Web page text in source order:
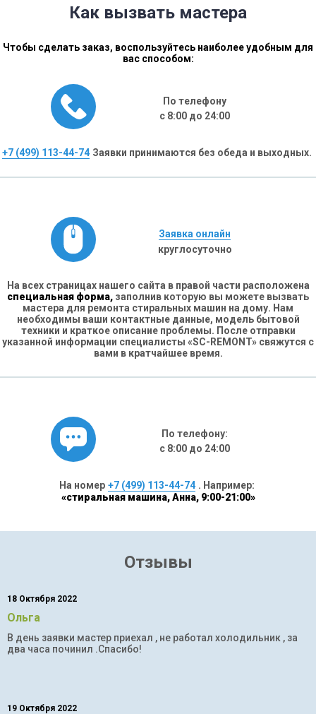
Как вызвать мастера
Чтобы сделать заказ, воспользуйтесь наиболее удобным для
вас способом:
По телефону
с 8:00 до 24:00
+7 (499) 113-44-74 Заявки принимаются без обеда и выходных.
Заявка онлайн
круглосуточно
На всех страницах нашего сайта в правой части расположена
специальная форма, заполнив которую вы можете вызвать
мастера для ремонта стиральных машин на дому. Нам
необходимы ваши контактные данные, модель бытовой
техники и краткое описание проблемы. После отправки
указанной информации специалисты «SC-REMONT» свяжутся с
вами в кратчайшее время.
По телефону:
с 8:00 до 24:00
На номер +7 (499) 113-44-74 . Например:
«стиральная машина, Анна, 9:00-21:00»
Отзывы
18 Октября 2022
Ольга
В день заявки мастер приехал , не работал холодильник , за
два часа починил .Спасибо!
19 Октября 2022